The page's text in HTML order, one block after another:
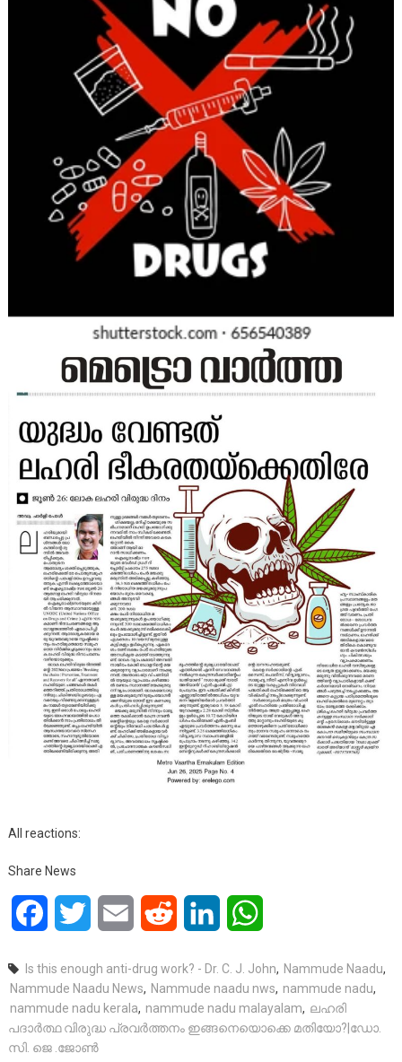
All reactions:
Share News
FacebookTwitter Email Reddit LinkedIn
Is this enough anti-drug work? - Dr. C. J. John, Nammude Naadu,
Nammude Naadu News, Nammude naadu nws, nammude nadu,
nammude nadu kerala, nammude nadu malayalam, ലഹരി
പദാർത്ഥ വിരുദ്ധ പ്രവർത്തനം ഇങ്ങനെയൊക്കെ മതിയോ?|ഡോ.
സി. ജെ .ജോൺ